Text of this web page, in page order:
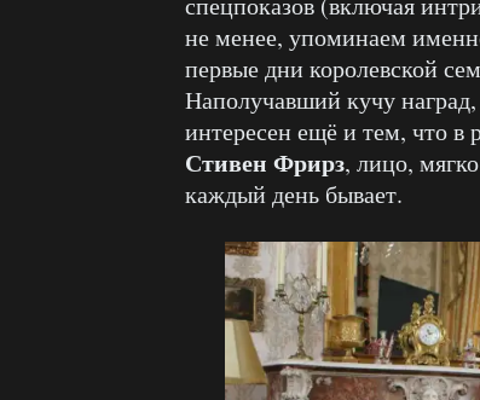
не менее, упоминаем
первые дни королевской
Наполучавший кучу
интересен ещё и тем, что
Стивен Фрирз, лицо,
каждый день бывает.